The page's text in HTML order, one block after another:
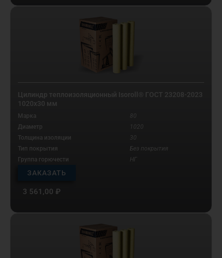
Цилиндр теплоизоляционный Isoroll® ГОСТ 23208-2023
1020х30 мм
Марка
80
Диаметр
1020
Толщина изоляции
30
Тип покрытия
Без покрытия
Группа горючести
НГ
ЗАКАЗАТЬ
3 561,00 ₽